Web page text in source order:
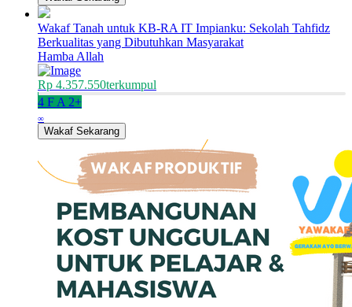
Wakaf Tanah untuk KB-RA IT Impianku: Sekolah Tahfidz
Berkualitas yang Dibutuhkan Masyarakat
Hamba Allah
Rp 4.357.550terkumpul
4 FA2+
∞
Wakaf Sekarang